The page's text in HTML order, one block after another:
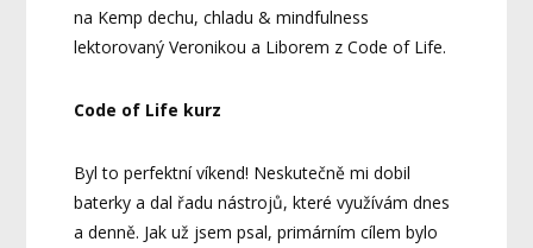
na Kemp dechu, chladu & mindfulness
lektorovaný Veronikou a Liborem z Code of Life.
Code of Life kurz
Byl to perfektní víkend! Neskutečně mi dobil
baterky a dal řadu nástrojů, které využívám dnes
a denně. Jak už jsem psal, primárním cílem bylo